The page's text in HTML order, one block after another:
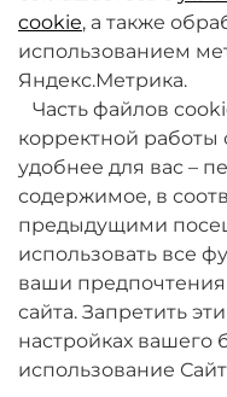
О компании
Товары и услуги
+7 (495) 789-38-
09:00 - 18:00 (будни,
cookie, а также
использованием
Яндекс.Метрика.
Часть файлов
корректной работы
удобнее для вас –
содержимое, в
предыдущими
использовать все
ваши предпочтения
сайта. Запретить
настройках вашего
использование